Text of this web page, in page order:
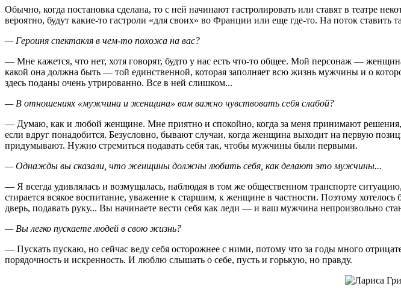
Обычно, когда постановка сделана, то с ней начинают гастролировать или ставят в театре
вероятно, будут какие-то гастроли «для своих» во Франции или еще где-то. На поток ставить
— Героиня спектакля в чем-то похожа на вас?
— Мне кажется, что нет, хотя говорят, будто у нас есть что-то общее. Мой персонаж —
какой она должна быть — той единственной, которая заполняет всю жизнь мужчины и о
здесь поданы очень утрированно. Все в ней слишком...
— В отношениях «мужчина и женщина» вам важно чувствовать себя слабой?
— Думаю, как и любой женщине. Мне приятно и спокойно, когда за меня принимают
если вдруг понадобится. Безусловно, бывают случаи, когда женщина выходит на первую
придумывают. Нужно стремиться подавать себя так, чтобы мужчины были первыми.
— Однажды вы сказали, что женщины должны любить себя, как делают это мужчины...
— Я всегда удивлялась и возмущалась, наблюдая в том же общественном транспорте
стирается всякое воспитание, уважение к старшим, к женщине в частности. Поэтому
дверь, подавать руку... Вы начинаете вести себя как леди — и ваш мужчина непроизвольно
— Вы легко пускаете людей в свою жизнь?
— Пускать пускаю, но сейчас веду себя осторожнее с ними, потому что за годы много
порядочность и искренность. И люблю слышать о себе, пусть и горькую, но правду.